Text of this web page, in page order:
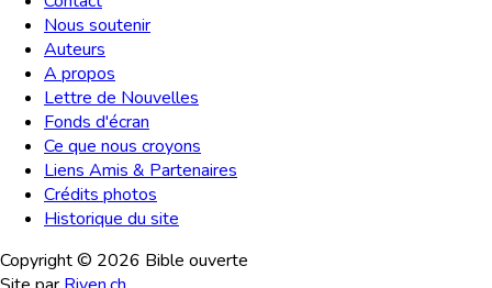
Nous soutenir
Auteurs
A propos
Lettre de Nouvelles
Fonds d'écran
Ce que nous croyons
Liens Amis & Partenaires
Crédits photos
Historique du site
Copyright © 2026 Bible ouverte